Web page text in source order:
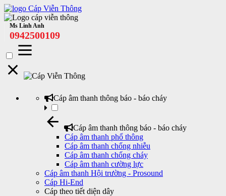
Ms Linh Anh
0942500109
Cáp âm thanh thông báo - báo cháy
Cáp âm thanh thông báo - báo cháy
Cáp âm thanh phổ thông
Cáp âm thanh chống nhiễu
Cáp âm thanh chống cháy
Cáp âm thanh cường lực
Cáp âm thanh Hội trường - Prosound
Cáp Hi-End
Cáp theo tiết diện dây